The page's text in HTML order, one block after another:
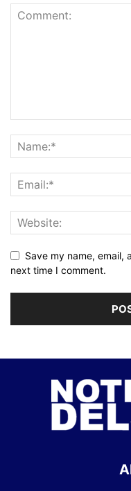
Save my name, email,
next time I comment.